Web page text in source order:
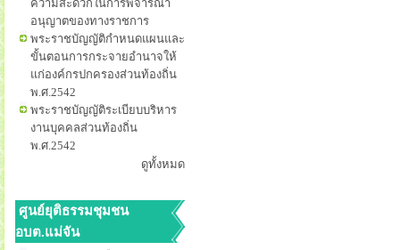
ความสะดวกในการพิจารณา
อนุญาตของทางราชการ
พระราชบัญญัติกำหนดแผนและ
ขั้นตอนการกระจายอำนาจให้
แก่องค์กรปกครองส่วนท้องถิ่น
พ.ศ.2542
พระราชบัญญัติระเบียบบริหาร
งานบุคคลส่วนท้องถิ่น
พ.ศ.2542
ดูทั้งหมด
ศูนย์ยุติธรรมชุมชน
อบต.แม่จัน